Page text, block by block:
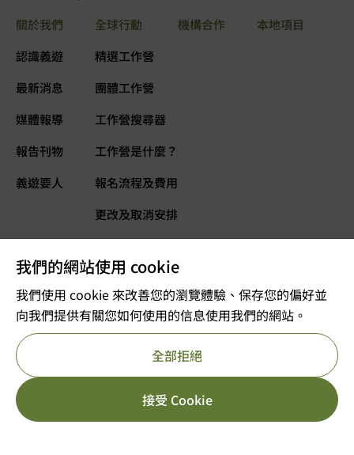
我們的網站使用 cookie
我們使用 cookie 來改善您的瀏覽體驗、保存您的偏好並
向我們提供有關您如何使用的信息使用我們的網站。
接受 Cookie
全部拒絕
HK$
HK$ 立即報名
關於我們
認識義遊
最新消息
媒體報導
報告刊物
義遊要人
全球行動
精選工作營
團體工作營
工作營搜尋器
工作營是什麼？
報名流程及費用
更改及取消安排
本地項目
義遊網誌
機構合作
立即捐款
©2025 版權屬VOLTRA義遊所有
註冊及編號：公司註冊 53610456獲豁免繳稅的慈善團體
參考編號 : 91/11726